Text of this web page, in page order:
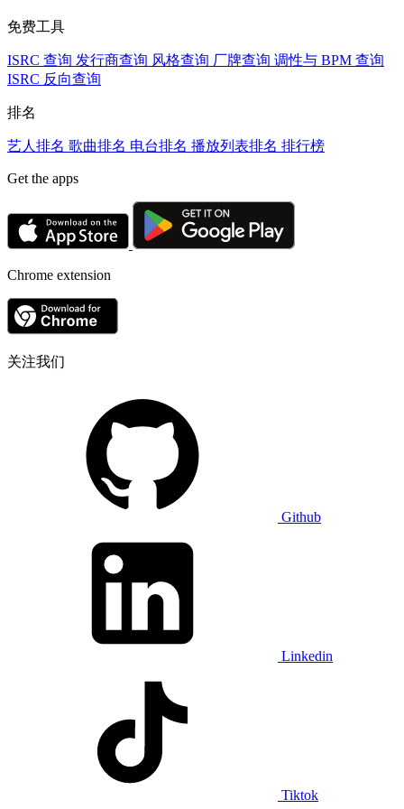
免费工具
ISRC 查询 发行商查询 风格查询 厂牌查询 调性与 BPM 查询
ISRC 反向查询
排名
艺人排名 歌曲排名 电台排名 播放列表排名 排行榜
Get the apps
Chrome extension
关注我们
Github
Linkedin
Tiktok